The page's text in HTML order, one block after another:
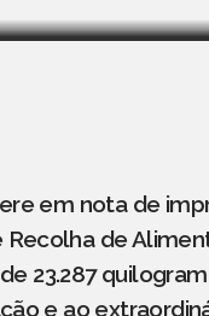
em nota de
de
23.287
e ao